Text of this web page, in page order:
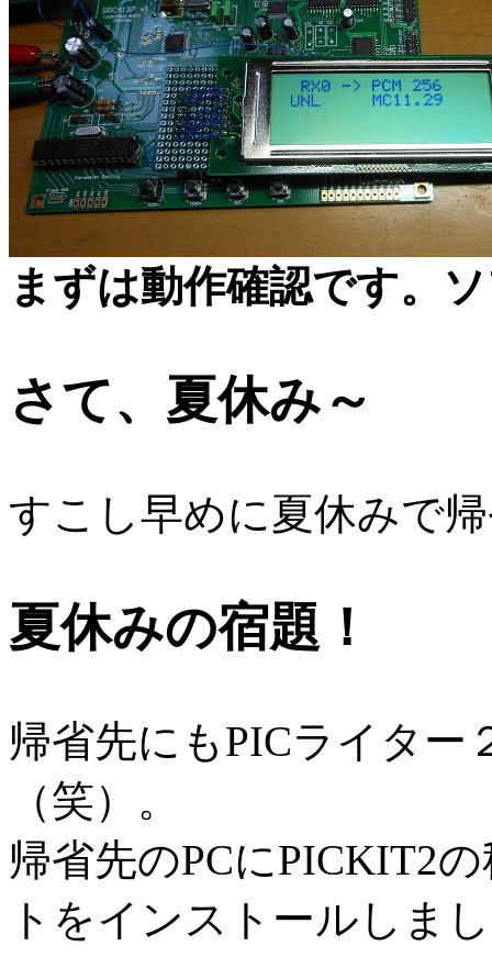
まずは動作確認です。
さて、夏休み～
すこし早めに夏休みで
夏休みの宿題！
帰省先にもPICライター
（笑）。
帰省先のPCにPICKIT2
トをインストールしま